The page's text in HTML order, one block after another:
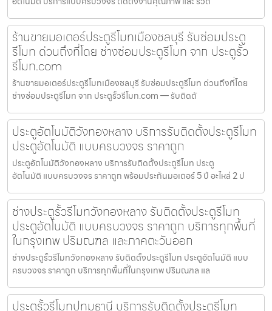
ร้านขายมอเตอร์ประตูรีโมทเมืองชลบุรี รับซ่อมประตู
รีโมท ด่วนถึงที่โดย ช่างซ่อมประตูรีโมท จาก ประตูรั้ว
รีโมท.com
ร้านขายมอเตอร์ประตูรีโมทเมืองชลบุรี รับซ่อมประตูรีโมท ด่วนถึงที่โดย
ช่างซ่อมประตูรีโมท จาก ประตูรั้วรีโมท.com — รับติดตั
ประตูอัตโนมัติวังทองหลาง บริการรับติดตั้งประตูรีโมท
ประตูอัตโนมัติ แบบครบวงจร ราคาถูก
ประตูอัตโนมัติวังทองหลาง บริการรับติดตั้งประตูรีโมท ประตู
อัตโนมัติ แบบครบวงจร ราคาถูก พร้อมประกันมอเตอร์ 5 ปี อะไหล่ 2 ป
ช่างประตูรั้วรีโมทวังทองหลาง รับติดตั้งประตูรีโมท
ประตูอัตโนมัติ แบบครบวงจร ราคาถูก บริการทุกพื้นที่
ในกรุงเทพ ปริมณฑล และภาคตะวันออก
ช่างประตูรั้วรีโมทวังทองหลาง รับติดตั้งประตูรีโมท ประตูอัตโนมัติ แบบ
ครบวงจร ราคาถูก บริการทุกพื้นที่ในกรุงเทพ ปริมณฑล แล
ประตูรั้วรีโมทปทุมธานี บริการรับติดตั้งประตูรีโมท